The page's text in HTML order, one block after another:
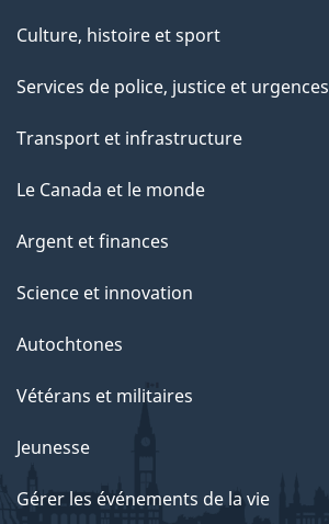
Culture, histoire et sport
Services de police, justice et urgences
Transport et infrastructure
Le Canada et le monde
Argent et finances
Science et innovation
Autochtones
Vétérans et militaires
Jeunesse
Gérer les événements de la vie